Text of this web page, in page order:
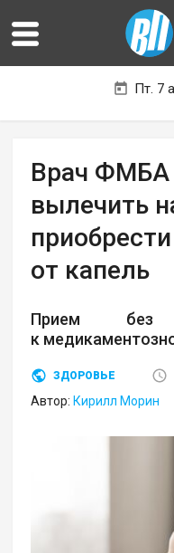
Пт. 7
Врач ФМБА
вылечить
от капель
Прием без
к
ЗДОРОВЬЕ
Автор: Кирилл Морин